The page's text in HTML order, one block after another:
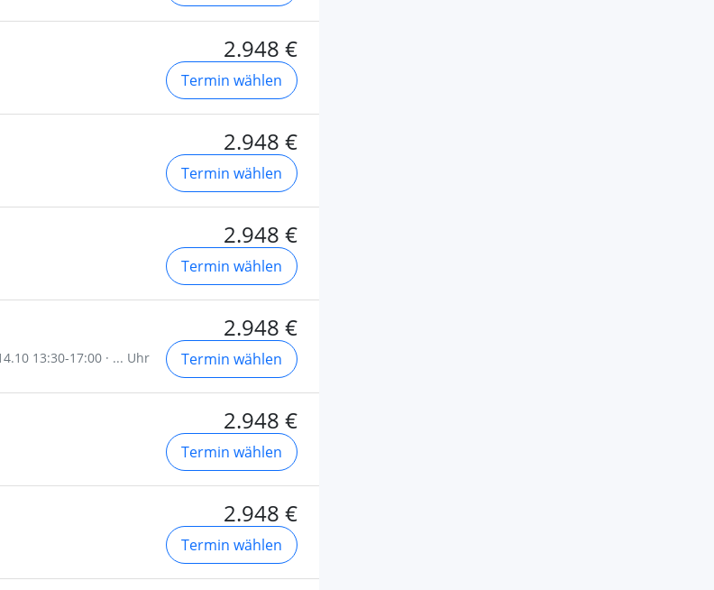
2.948 €
Termin wählen
2.948 €
Termin wählen
2.948 €
Termin wählen
13:30-17:00 · ... Uhr
2.948 €
Termin wählen
2.948 €
Termin wählen
2.948 €
Termin wählen